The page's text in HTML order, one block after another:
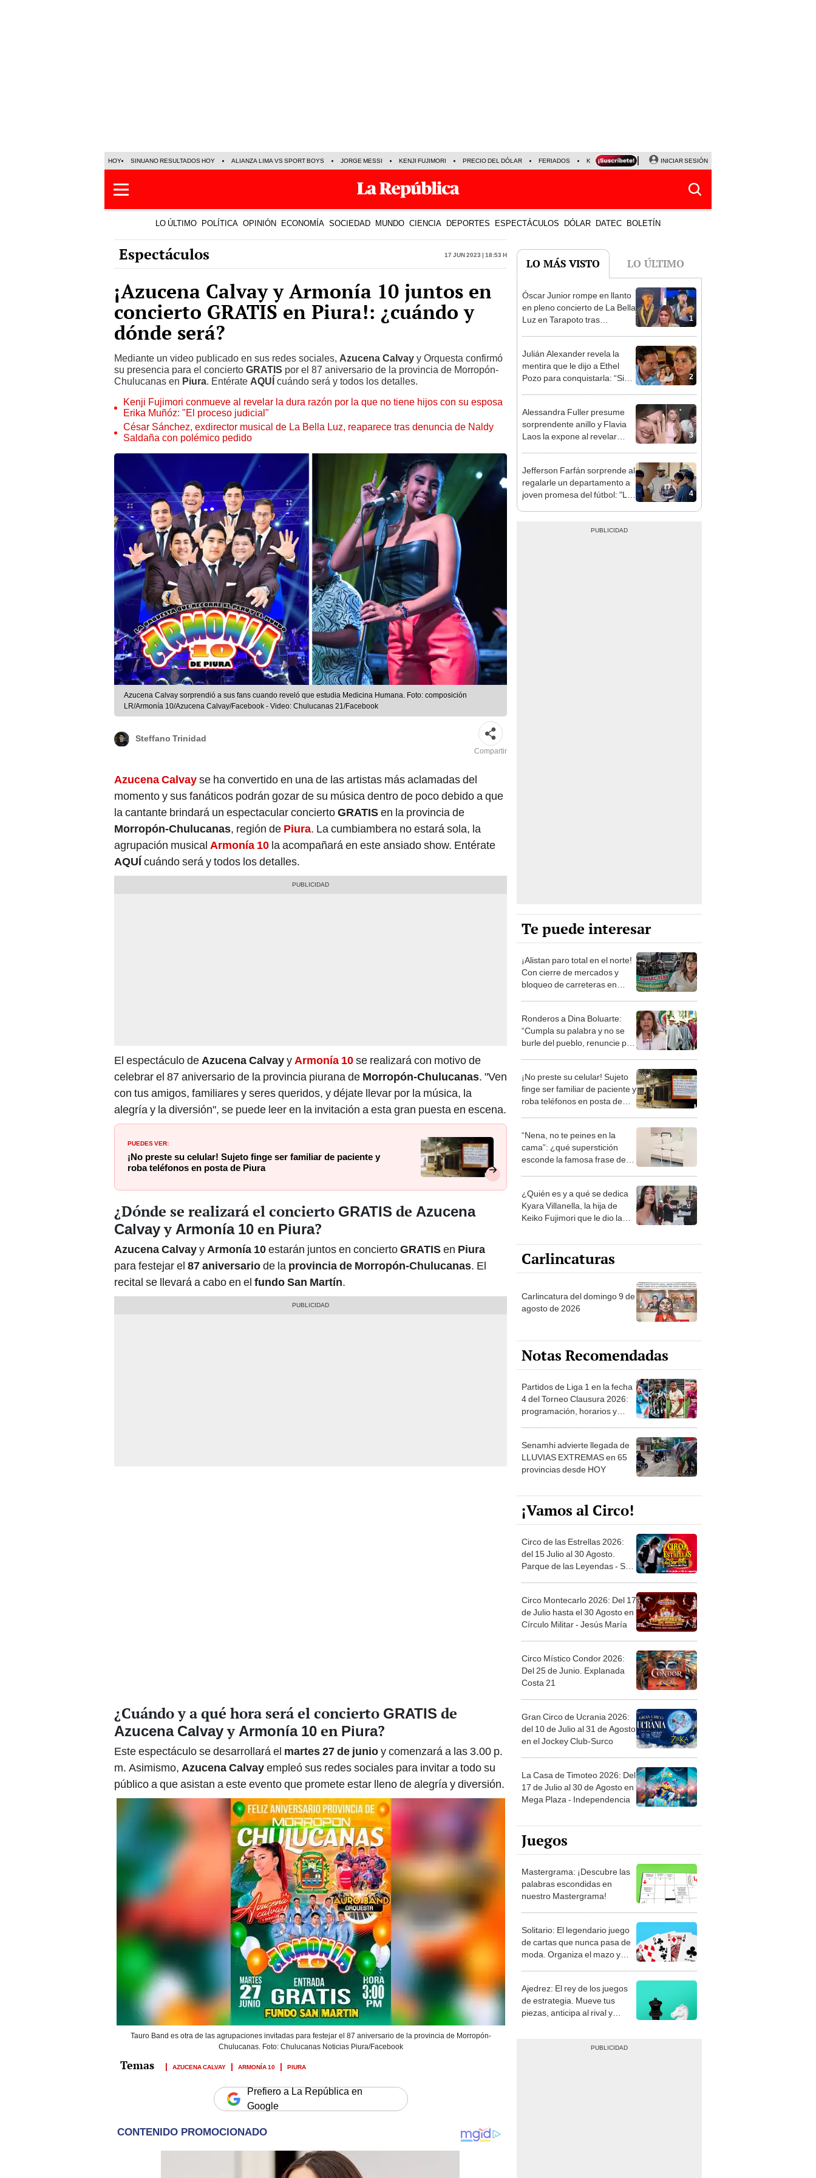
HOY SINUANO RESULTADOS HOY ALIANZA LIMA VS SPORT BOYS JORGE MESSI KENJI FUJIMORI PRECIO DEL DÓLAR FERIADOS KEIKO FUJIMORI NALDY SALDAÑA
INICIAR SESIÓN
LO ÚLTIMO POLÍTICA OPINIÓN ECONOMÍA SOCIEDAD MUNDO CIENCIA DEPORTES ESPECTÁCULOS DÓLAR DATEC BOLETÍN
Espectáculos 17 Jun 2023 | 18:53 h
¡Azucena Calvay y Armonía 10 juntos en
concierto GRATIS en Piura!: ¿cuándo y
dónde será?
Mediante un video publicado en sus redes sociales, Azucena Calvay y Orquesta confirmó
su presencia para el concierto GRATIS por el 87 aniversario de la provincia de Morropón-
Chulucanas en Piura. Entérate AQUÍ cuándo será y todos los detalles.
Kenji Fujimori conmueve al revelar la dura razón por la que no tiene hijos con su esposa
Erika Muñóz: "El proceso judicial"
César Sánchez, exdirector musical de La Bella Luz, reaparece tras denuncia de Naldy
Saldaña con polémico pedido
Azucena Calvay sorprendió a sus fans cuando reveló que estudia Medicina Humana. Foto: composición
LR/Armonía 10/Azucena Calvay/Facebook - Video: Chulucanas 21/Facebook
Steffano Trinidad
Compartir
Azucena Calvayse ha convertido en una de las artistas más aclamadas del
momento y sus fanáticos podrán gozar de su música dentro de poco debido a que
la cantante brindará un espectacular conciertoGRATISen la provincia de
Morropón-Chulucanas, región de Piura. La cumbiambera no estará sola, la
agrupación musical Armonía 10 la acompañará en este ansiado show. Entérate
AQUÍ cuándo será y todos los detalles.
El espectáculo deAzucena CalvayyArmonía 10se realizará con motivo de
celebrar el 87 aniversario de la provincia piurana de Morropón-Chulucanas. "Ven
con tus amigos, familiares y seres queridos, y déjate llevar por la música, la
alegría y la diversión", se puede leer en la invitación a esta gran puesta en escena.
PUEDES VER:
¡No preste su celular! Sujeto finge ser familiar de paciente y
roba teléfonos en posta de Piura
¿Dónde se realizará el concierto GRATIS de Azucena
Calvayy Armonía 10 en Piura?
Azucena CalvayyArmonía 10estarán juntos en conciertoGRATISen Piura
para festejar el 87 aniversariode la provincia de Morropón-Chulucanas. El
recital se llevará a cabo en el fundo San Martín.
¿Cuándo y a qué hora será el concierto GRATIS de
Azucena Calvayy Armonía 10 en Piura?
Este espectáculo se desarrollará el martes 27 de junioy comenzará a las 3.00 p.
m. Asimismo, Azucena Calvayempleó sus redes sociales para invitar a todo su
público a que asistan a este evento que promete estar lleno de alegría y diversión.
Tauro Band es otra de las agrupaciones invitadas para festejar el 87 aniversario de la provincia de Morropón-
Chulucanas. Foto: Chulucanas Noticias Piura/Facebook
AZUCENA CALVAY ARMONÍA 10 PIURA
Prefiero a La República en
Google
LO MÁS VISTO LO ÚLTIMO
1
Óscar Junior rompe en llanto
en pleno concierto de La Bella
Luz en Tarapoto tras
2
Julián Alexander revela la
mentira que le dijo a Ethel
Pozo para conquistarla: “Si
3
Alessandra Fuller presume
sorprendente anillo y Flavia
Laos la expone al revelar
4
Jefferson Farfán sorprende al
regalarle un departamento a
joven promesa del fútbol: "Lo
Te puede interesar
¡Alistan paro total en el norte!
Con cierre de mercados y
bloqueo de carreteras en
Ronderos a Dina Boluarte:
“Cumpla su palabra y no se
burle del pueblo, renuncie por
¡No preste su celular! Sujeto
finge ser familiar de paciente y
roba teléfonos en posta de
“Nena, no te peines en la
cama”: ¿qué superstición
esconde la famosa frase de
¿Quién es y a qué se dedica
Kyara Villanella, la hija de
Keiko Fujimori que le dio la
Carlincaturas
Carlincatura del domingo 9 de
agosto de 2026
Notas Recomendadas
Partidos de Liga 1 en la fecha
4 del Torneo Clausura 2026:
programación, horarios y
Senamhi advierte llegada de
LLUVIAS EXTREMAS en 65
provincias desde HOY
¡Vamos al Circo!
Circo de las Estrellas 2026:
del 15 Julio al 30 Agosto.
Parque de las Leyendas - San
Circo Montecarlo 2026: Del 17
de Julio hasta el 30 Agosto en
Círculo Militar - Jesús María
Circo Místico Condor 2026:
Del 25 de Junio. Explanada
Costa 21
Gran Circo de Ucrania 2026:
del 10 de Julio al 31 de Agosto
en el Jockey Club-Surco
La Casa de Timoteo 2026: Del
17 de Julio al 30 de Agosto en
Mega Plaza - Independencia
Juegos
Mastergrama: ¡Descubre las
palabras escondidas en
nuestro Mastergrama!
Solitario: El legendario juego
de cartas que nunca pasa de
moda. Organiza el mazo y
Ajedrez: El rey de los juegos
de estrategia. Mueve tus
piezas, anticipa al rival y